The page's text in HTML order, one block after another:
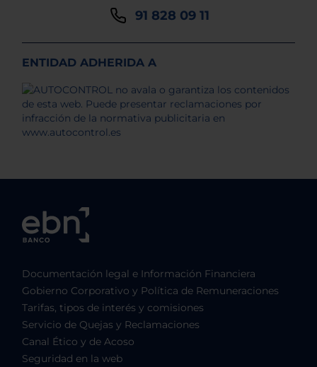
91 828 09 11
ENTIDAD ADHERIDA A
Documentación legal e Información Financiera
Gobierno Corporativo y Política de Remuneraciones
Tarifas, tipos de interés y comisiones
Servicio de Quejas y Reclamaciones
Canal Ético y de Acoso
Seguridad en la web